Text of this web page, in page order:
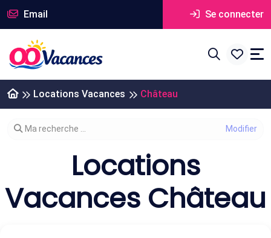
Email Se connecter
Locations Vacances Château
Modifier votre recherche
Ma recherche ...
Locations
Vacances Château